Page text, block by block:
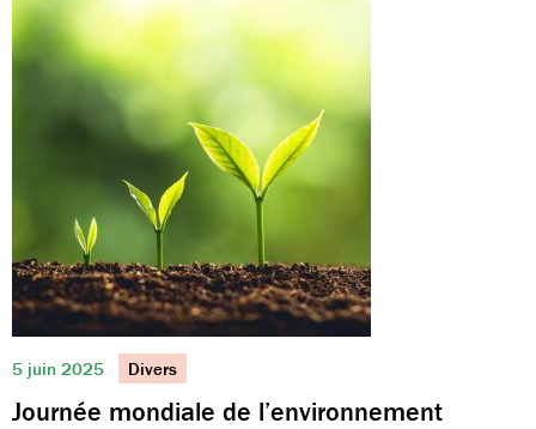
5 juin 2025 Divers
Journée mondiale de l’environnement